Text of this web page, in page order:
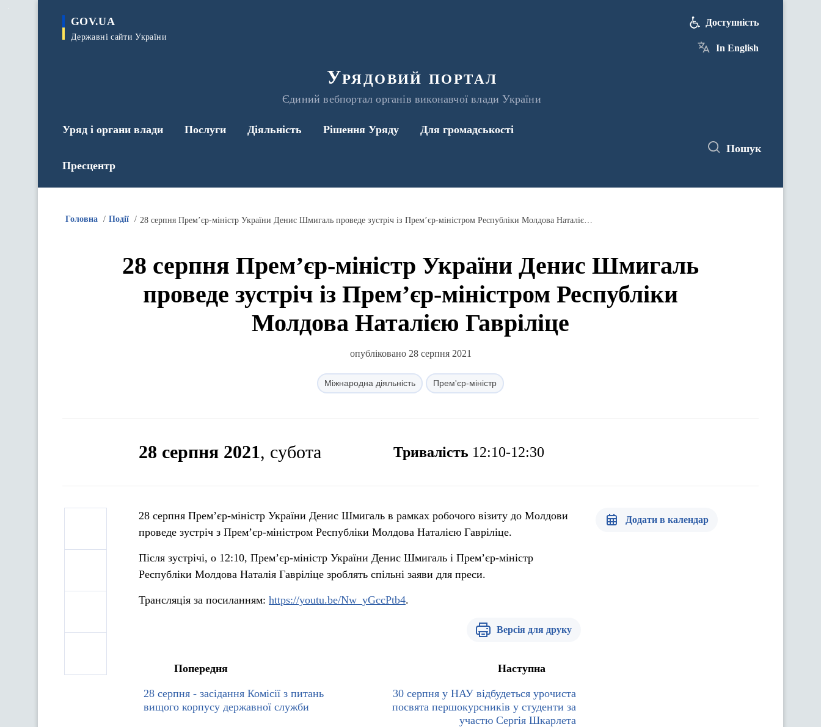
GOV.UA
Державні сайти України
Урядовий портал
Єдиний вебпортал органів виконавчої влади України
Доступність
In English
Уряд і органи влади Послуги Діяльність Рішення Уряду Для громадськості
Пресцентр
Пошук
Головна Події 28 серпня Прем’єр-міністр України Денис Шмигаль проведе зустріч із Прем’єр-міністром Республіки Молдова Наталією Гавріліце
28 серпня Прем’єр-міністр України Денис Шмигаль
проведе зустріч із Прем’єр-міністром Республіки
Молдова Наталією Гавріліце
опубліковано 28 серпня 2021
Міжнародна діяльність Прем'єр-міністр
28 серпня 2021, субота Тривалість 12:10-12:30
28 серпня Прем’єр-міністр України Денис Шмигаль в рамках робочого візиту до Молдови
проведе зустріч з Прем’єр-міністром Республіки Молдова Наталією Гавріліце.
Після зустрічі, о 12:10, Прем’єр-міністр України Денис Шмигаль і Прем’єр-міністр
Республіки Молдова Наталія Гавріліце зроблять спільні заяви для преси.
Трансляція за посиланням: https://youtu.be/Nw_yGccPtb4.
Версія для друку
Попередня
28 серпня - засідання Комісії з питань
вищого корпусу державної служби
Наступна
30 серпня у НАУ відбудеться урочиста
посвята першокурсників у студенти за
участю Сергія Шкарлета
Додати в календар